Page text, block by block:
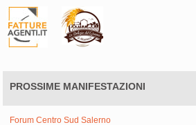
PROSSIME MANIFESTAZIONI
Forum Centro Sud Salerno